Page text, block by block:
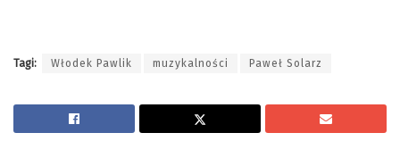
Tagi: Włodek Pawlik muzykalności Paweł Solarz